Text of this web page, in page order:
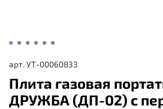
арт. УТ-00060833
Плита газовая
ДРУЖБА (ДП-02) с